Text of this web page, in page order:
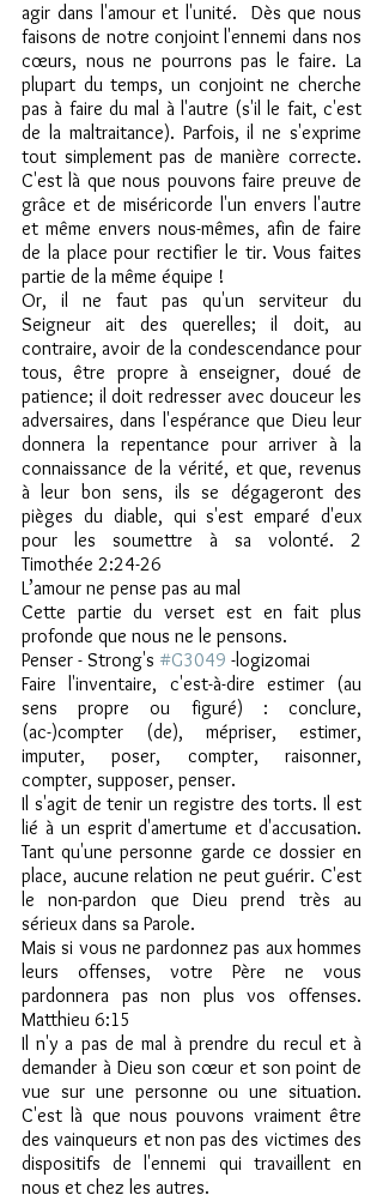
agir dans l'amour et l'unité.  Dès que nous
faisons de notre conjoint l'ennemi dans nos
cœurs, nous ne pourrons pas le faire. La
plupart du temps, un conjoint ne cherche
pas à faire du mal à l'autre (s'il le fait, c'est
de la maltraitance). Parfois, il ne s'exprime
tout simplement pas de manière correcte.
C'est là que nous pouvons faire preuve de
grâce et de miséricorde l'un envers l'autre
et même envers nous-mêmes, afin de faire
de la place pour rectifier le tir. Vous faites
partie de la même équipe !
Or, il ne faut pas qu'un serviteur du
Seigneur ait des querelles; il doit, au
contraire, avoir de la condescendance pour
tous, être propre à enseigner, doué de
patience; il doit redresser avec douceur les
adversaires, dans l'espérance que Dieu leur
donnera la repentance pour arriver à la
connaissance de la vérité, et que, revenus
à leur bon sens, ils se dégageront des
pièges du diable, qui s'est emparé d'eux
pour les soumettre à sa volonté. 2
Timothée 2:24-26
L’amour ne pense pas au mal
Cette partie du verset est en fait plus
profonde que nous ne le pensons.
Penser - Strong's #G3049 -logizomai
Faire l'inventaire, c'est-à-dire estimer (au
sens propre ou figuré) : conclure,
(ac-)compter (de), mépriser, estimer,
imputer, poser, compter, raisonner,
compter, supposer, penser.
Il s'agit de tenir un registre des torts. Il est
lié à un esprit d'amertume et d'accusation.
Tant qu'une personne garde ce dossier en
place, aucune relation ne peut guérir. C'est
le non-pardon que Dieu prend très au
sérieux dans sa Parole.
Mais si vous ne pardonnez pas aux hommes
leurs offenses, votre Père ne vous
pardonnera pas non plus vos offenses.
Matthieu 6:15
Il n'y a pas de mal à prendre du recul et à
demander à Dieu son cœur et son point de
vue sur une personne ou une situation.
C'est là que nous pouvons vraiment être
des vainqueurs et non pas des victimes des
dispositifs de l'ennemi qui travaillent en
nous et chez les autres.